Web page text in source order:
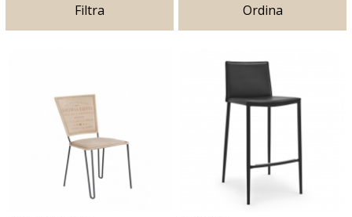
Filtra Ordina